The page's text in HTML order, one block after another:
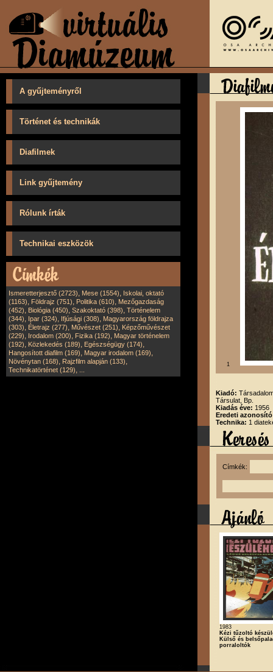
A gyűjteményről
Történet és technikák
Diafilmek
Link gyűjtemény
Rólunk írták
Technikai eszközök
Ismeretterjesztő (2723), Mese (1554), Iskolai, oktató
(1163), Földrajz (751), Politika (610), Mezőgazdaság
(452), Biológia (450), Szakoktató (398), Történelem
(344), Ipar (324), Ifjúsági (308), Magyarország földrajza
(303), Életrajz (277), Művészet (251), Képzőművészet
(229), Irodalom (200), Fizika (192), Magyar történelem
(192), Közlekedés (189), Egészségügy (174),
Hangosított diafilm (169), Magyar irodalom (169),
Növénytan (168), Rajzfilm alapján (133),
Technikatörténet (129),
1
Kiadó:
Társulat, Bp.
Kiadás éve: 1956
Eredeti
Technika: 1
Címkék:
1983
Kézi tűzoltó
Külső és
porraloltók